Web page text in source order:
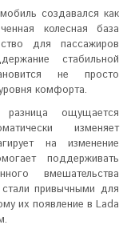
создавался как
колесная база
для пассажиров
стабильной
не просто
комфорта.
ощущается
изменяет
на изменение
поддерживать
вмешательства
привычными для
их появление в Lada